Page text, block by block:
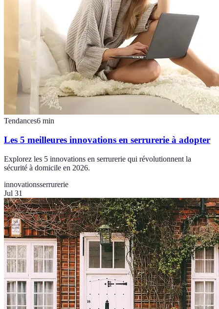
Tendances6 min
Les 5 meilleures innovations en serrurerie à adopter
Explorez les 5 innovations en serrurerie qui révolutionnent la
sécurité à domicile en 2026.
innovationsserrurerie
Jul 31